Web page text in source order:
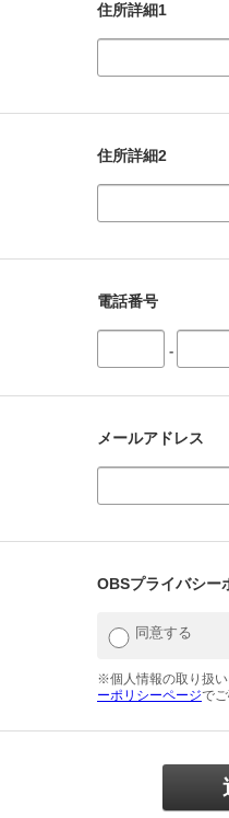
住所詳細1
住所詳細2
電話番号
-
メールアドレス
OBSプライバシー
同意する
※個人情報の取り扱
ーポリシーページでご